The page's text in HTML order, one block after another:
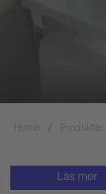
Home Produkter
Läs mer